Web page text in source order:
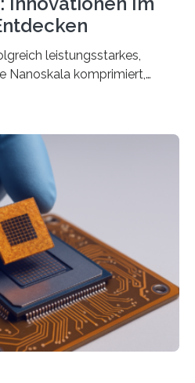
leistungsstarkes,
Nanoskala komprimiert,
ermöglichen, geleitet von
leistungsstarkes,
komprimiert,
Terahertz-Optik und bei
ermöglichen, geleitet von
Institut Josh Caldwell,
und Direktor des
für
der Vanderbilt University,
vom Fritz-Haber-Institut
Forschungsprojekt, das…